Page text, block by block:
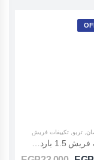
,تربو,تكييفات فريش
تكييف فريش 1.5 بارد تربو (Fresh Turbo)FUFW12C/IW